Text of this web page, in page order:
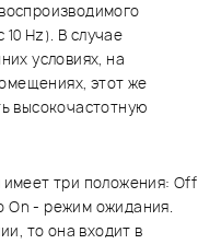
Hz). В случае
условиях, на
этот же
высокочастотную
три положения: Off
On - режим ожидания.
то она входит в